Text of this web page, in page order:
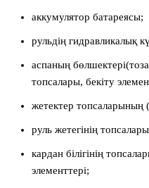
аккумулятор батареясы;
рульдің гидравликалық
аспаның
топсалары, бекіту
жетектер
руль жетегінің
кардан білігінің
элементтері;